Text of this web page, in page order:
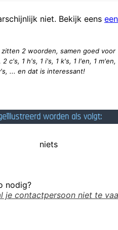
hier, maar BUITEN de atmosfeer
rsca doe je wat je best doet, 2-0
weggeven
Dit kan komen door een
Gnutela, stroomt, leger
niet. Bekijk eens
2 woorden, samen goed voor
2 c's, 1 h's, 1 i's, 1 k's, 1 l'en, 1
... en dat is interessant!
worden als volgt:
niets
nodig?
je contactpersoon niet te